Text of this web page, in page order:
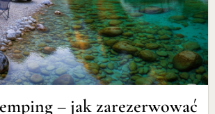
– jak zarezerwować